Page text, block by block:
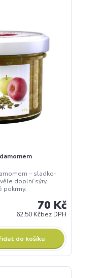
– sladko-
doplní sýry,
pokrmy.
70 Kč
62,50 Kčbez DPH
do košíku